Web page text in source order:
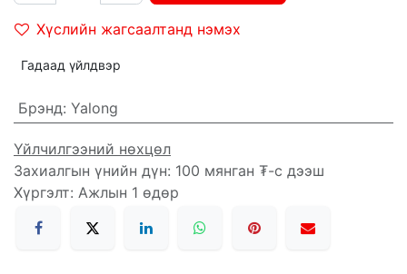
Хүслийн жагсаалтанд нэмэх
Гадаад үйлдвэр
Брэнд: Yalong
Үйлчилгээний нөхцөл
Захиалгын үнийн дүн: 100 мянган ₮-с дээш
Хүргэлт: Ажлын 1 өдөр